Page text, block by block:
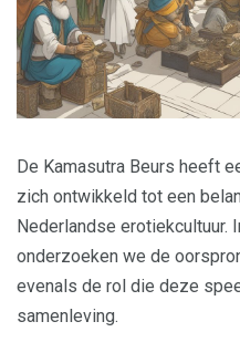
De Kamasutra Beurs heeft
zich ontwikkeld tot een
Nederlandse erotiekcultuur.
onderzoeken we de
evenals de rol die deze
samenleving.